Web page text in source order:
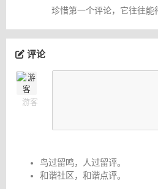
珍惜第一个评论，它往往能
评论
游客
鸟过留鸣，人过留评。
和谐社区，和谐点评。